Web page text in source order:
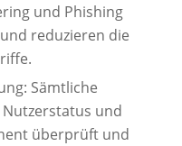
und Phishing
reduzieren die
Sämtliche
und
überprüft und